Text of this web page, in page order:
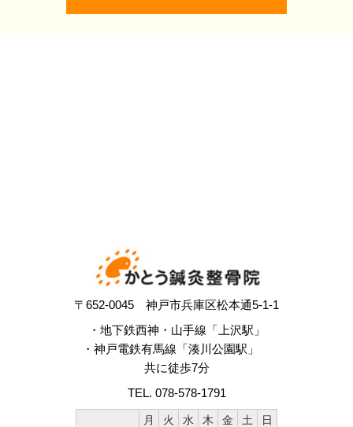
〒652-0045 神戸市兵庫区松本通5-1-1
・地下鉄西神・山手線「上沢駅」
・神戸電鉄有馬線「湊川公園駅」
共に徒歩7分
TEL. 078-578-1791
月 火 水 木 金 土
日